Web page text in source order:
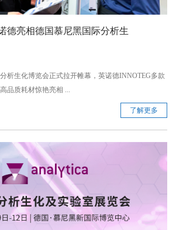
德亮相德国慕尼黑国际分析生
析生化博览会正式拉开帷幕，英诺德INNOTEG多款
品质耗材惊艳亮相 ...
了解更多